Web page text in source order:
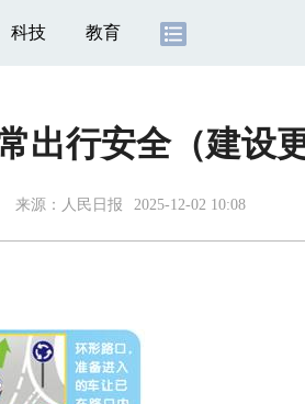
科技 教育
出行安全（建设
来源： 人民日报 2025-12-02 10:08